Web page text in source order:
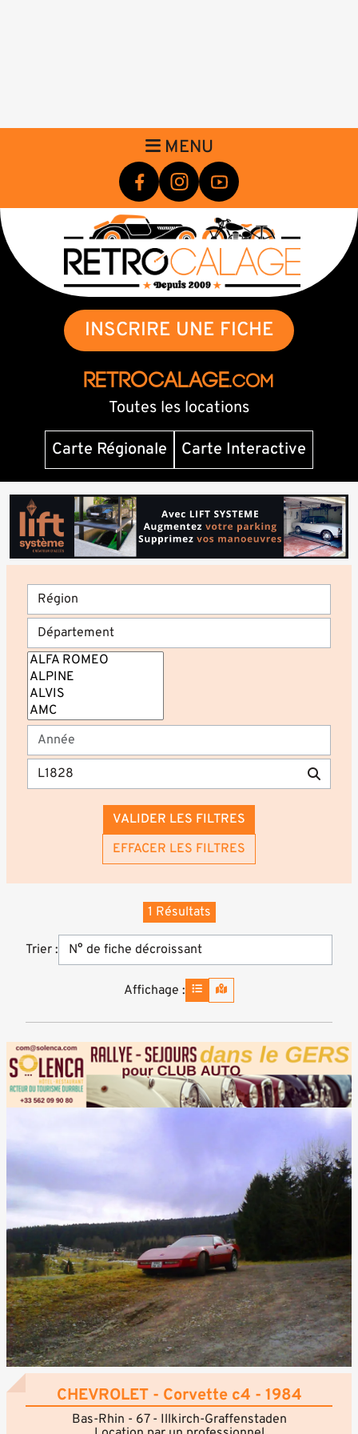
MENU
INSCRIRE UNE FICHE
RETROCALAGE.com
Toutes les locations
Carte Régionale
Carte Interactive
VALIDER LES FILTRES
EFFACER LES FILTRES
Trier :
1 Résultats
Affichage :
CHEVROLET - Corvette c4 - 1984
Bas-Rhin - 67 - Illkirch-Graffenstaden